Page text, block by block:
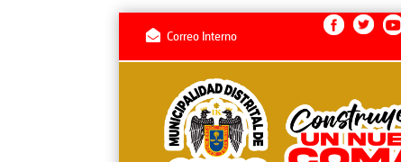
Correo Interno